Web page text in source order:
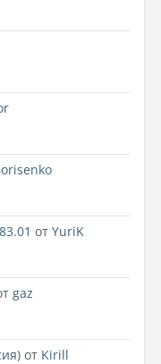
от YuriK
gaz
от Kirill